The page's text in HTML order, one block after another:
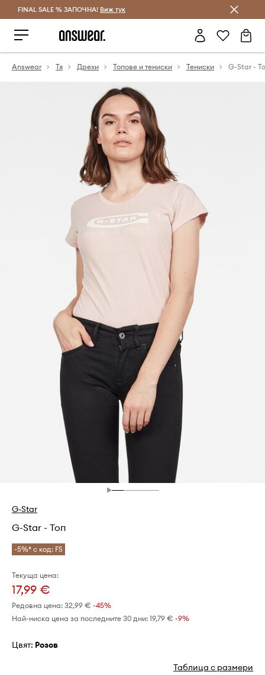
Спестявай с Answear Club
FINAL SALE % ЗАПОЧНА! Виж тук
Answear Тя Дрехи Топове и тениски Тениски G-Star -
G-Star
G-Star - Топ
-5%* с код: FS
Текуща цена:
17,99 €
Редовна цена: 32,99 € -45%
Най-ниска цена за последните 30 дни: 19,79 € -9%
Цвят: розов
Таблица с размери